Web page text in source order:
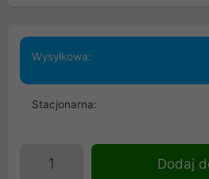
Wysyłkowa:
Stacjonarna:
Dodaj